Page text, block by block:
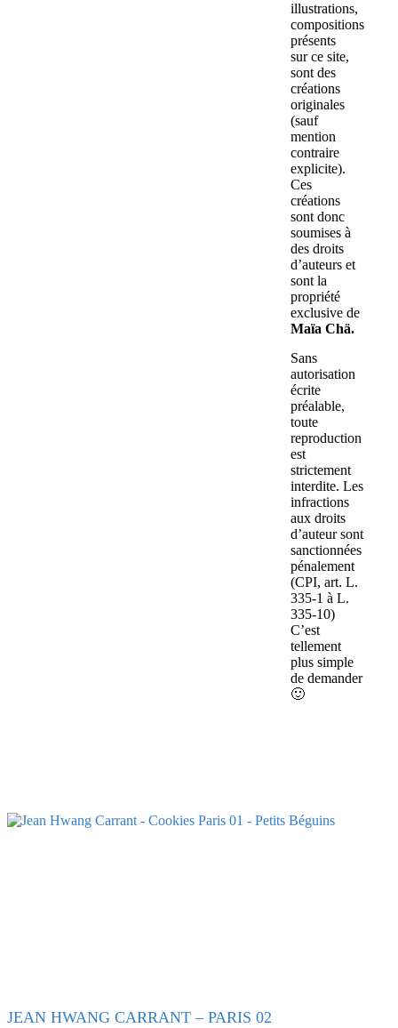
illustrations,
compositions
présents
sur ce site,
sont des
créations
originales
(sauf
mention
contraire
explicite).
Ces
créations
sont donc
soumises à
des droits
d’auteurs et
sont la
propriété
exclusive de
Maïa Chä.
Sans
autorisation
écrite
préalable,
toute
reproduction
est
strictement
interdite. Les
infractions
aux droits
d’auteur sont
sanctionnées
pénalement
(CPI, art. L.
335-1 à L.
335-10)
C’est
tellement
plus simple
de demander
🙂
JEAN HWANG CARRANT – PARIS 02